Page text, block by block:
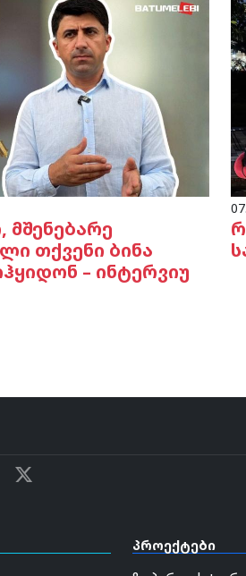
თქვენი ბინა
– ინტერვიუ
პროექტები